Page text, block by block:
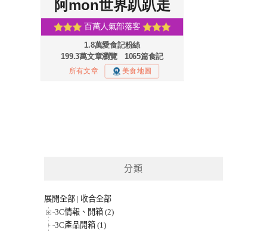
分類
展開全部 | 收合全部
3C情報、開箱 (2)
3C產品開箱 (1)